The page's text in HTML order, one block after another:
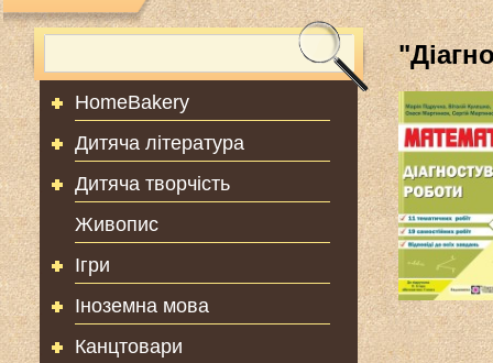
HomeBakery
Дитяча література
Дитяча творчість
Живопис
Ігри
Іноземна мова
Канцтовари